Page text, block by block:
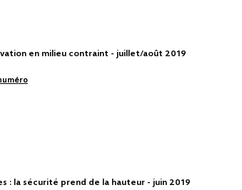
en milieu contraint - juillet/août 2019
: la sécurité prend de la hauteur - juin 2019